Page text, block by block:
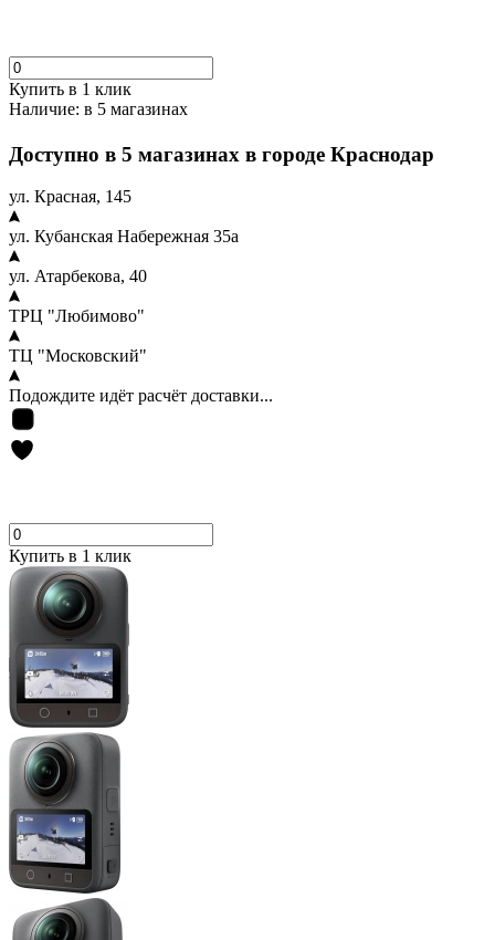
Купить в 1 клик
Наличие: в 5 магазинах
Доступно в 5 магазинах в городе Краснодар
ул. Красная, 145
ул. Кубанская Набережная 35а
ул. Атарбекова, 40
ТРЦ "Любимово"
ТЦ "Московский"
Подождите идёт расчёт доставки...
Купить в 1 клик